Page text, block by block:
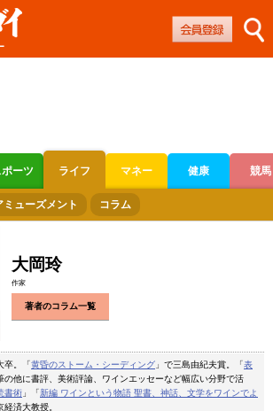
ポーツ ライフ マネー 健康 競馬
オートレース
ミューズメント コラム
大岡玲
作家
著者のコラム一覧
卒。「黄昏のストーム・シーディング 」で三島由紀夫賞。「表
の他に書評、美術評論、ワインエッセーなど幅広い分野で活
書術 」「新編 ワインという物語 聖書、神話、文学をワインでよ
済大教授。